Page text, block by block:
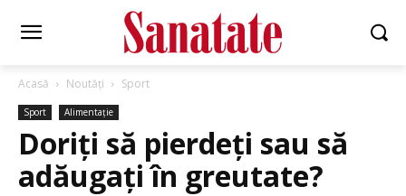
Acasă Noutăți Sport
Sport Alimentație
Doriți să pierdeți sau să
adăugați în greutate?